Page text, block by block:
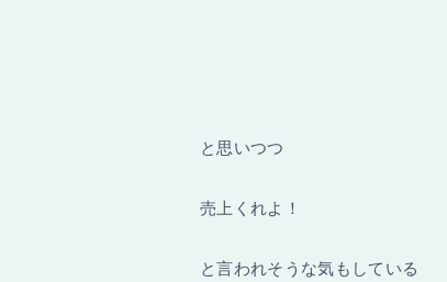
と思いつつ
売上くれよ！
と言われそうな気もしている